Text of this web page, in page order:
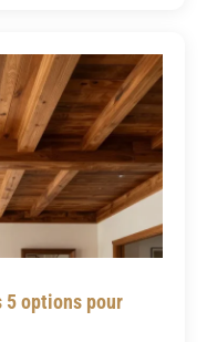
5 options pour